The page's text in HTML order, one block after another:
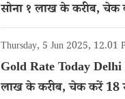
सोना १ लाख के करीब,
गोल्ड का रेट
Thursday, 5 Jun 2025, 12.01
Gold Rate Today
लाख के करीब, चेक करें 18